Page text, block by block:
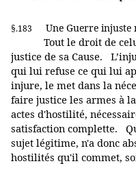
§.183 Une Guerre
Tout le droit de
justice de sa Cause.
qui lui refuse ce qui lui
injure, le met dans la
faire justice les armes à
actes d'hostilité,
satisfaction complette.
sujet légitime, n'a donc
hostilités qu'il commet,